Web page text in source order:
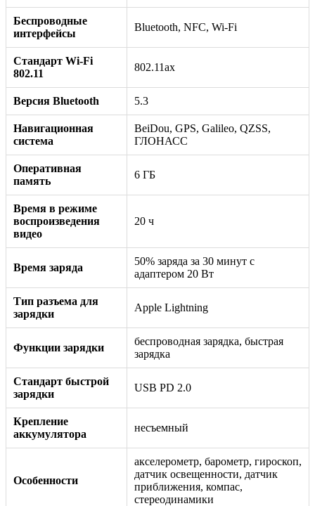
Беспроводные
интерфейсы
Bluetooth, NFC, Wi-Fi
Стандарт Wi-Fi
802.11
802.11ax
Версия Bluetooth 5.3
Навигационная
система
BeiDou, GPS, Galileo, QZSS,
ГЛОНАСС
Оперативная
память
6 ГБ
Время в режиме
воспроизведения
видео
20 ч
Время заряда
50% заряда за 30 минут с
адаптером 20 Вт
Тип разъема для
зарядки
Apple Lightning
Функции зарядки
беспроводная зарядка, быстрая
зарядка
Стандарт быстрой
зарядки
USB PD 2.0
Крепление
аккумулятора
несъемный
Особенности
акселерометр, барометр, гироскоп,
датчик освещенности, датчик
приближения, компас,
стереодинамики